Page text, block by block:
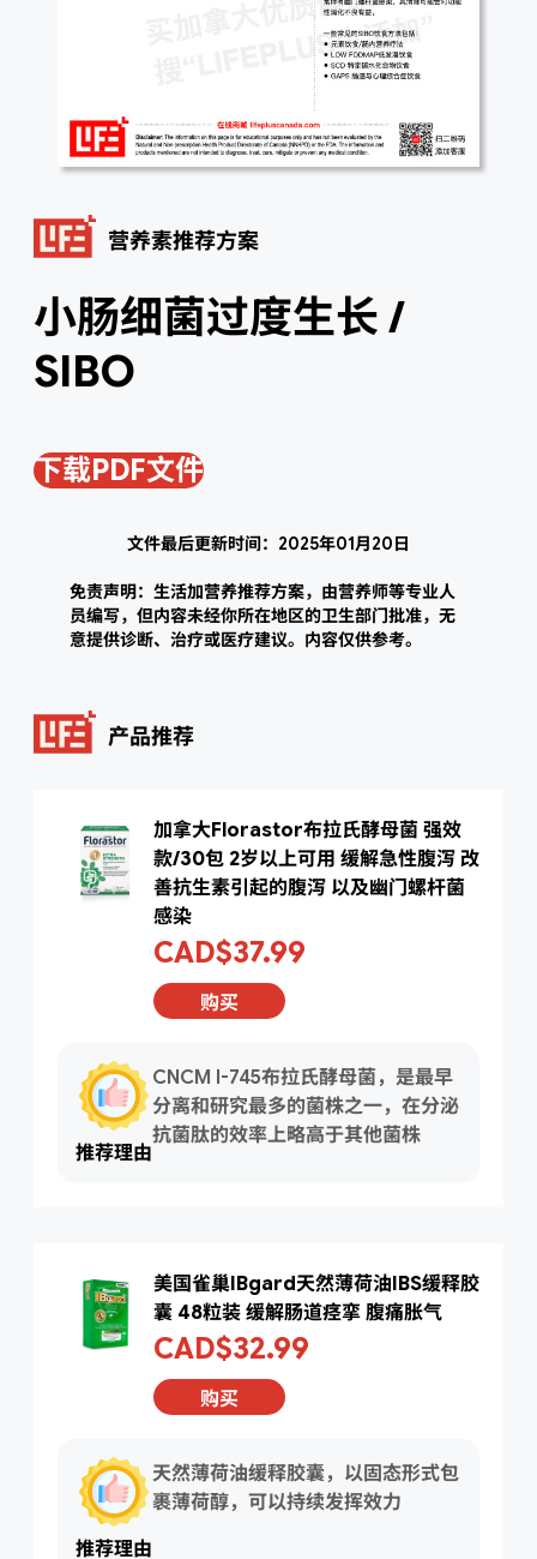
营养素推荐方案
小肠细菌过度生长 /
SIBO
下载PDF文件
文件最后更新时间：2025年01月20日
免责声明：生活加营养推荐方案，由营养师等专业人
员编写，但内容未经你所在地区的卫生部门批准，无
意提供诊断、治疗或医疗建议。内容仅供参考。
产品推荐
加拿大Florastor布拉氏酵母菌 强效
款/30包 2岁以上可用 缓解急性腹泻 改
善抗生素引起的腹泻 以及幽门螺杆菌
感染
CAD$37.99
购买
推荐理由
CNCM I-745布拉氏酵母菌，是最早
分离和研究最多的菌株之一，在分泌
抗菌肽的效率上略高于其他菌株
美国雀巢IBgard天然薄荷油IBS缓释胶
囊 48粒装 缓解肠道痉挛 腹痛胀气
CAD$32.99
购买
推荐理由
天然薄荷油缓释胶囊，以固态形式包
裹薄荷醇，可以持续发挥效力